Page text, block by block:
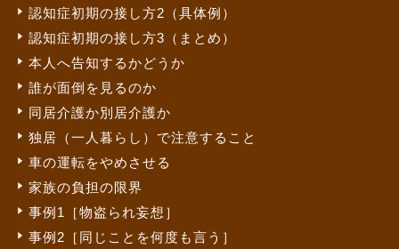
認知症初期の接し方2（具体例）
認知症初期の接し方3（まとめ）
本人へ告知するかどうか
誰が面倒を見るのか
同居介護か別居介護か
独居（一人暮らし）で注意すること
車の運転をやめさせる
家族の負担の限界
事例1［物盗られ妄想］
事例2［同じことを何度も言う］